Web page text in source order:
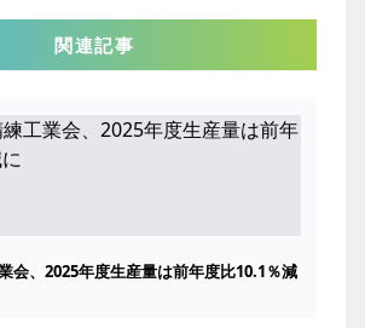
関連記事
会、2025年度生産量は前年度比10.1％減